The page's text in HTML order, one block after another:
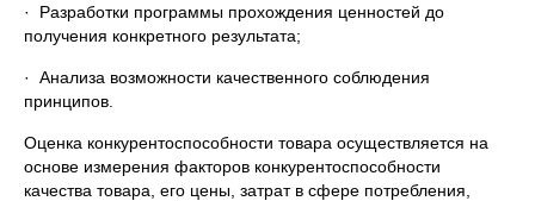
· Разработки программы прохождения ценностей до
получения конкретного результата;
· Анализа возможности качественного соблюдения
принципов.
Оценка конкурентоспособности товара осуществляется на
основе измерения факторов конкурентоспособности
качества товара, его цены, затрат в сфере потребления,